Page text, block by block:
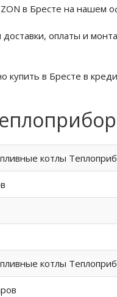
в Бресте на нашем
оплаты и
в Бресте в
котлы
котлы